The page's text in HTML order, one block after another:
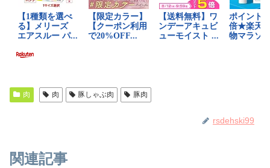
肉 肉 豚しゃぶ肉 豚肉
rsdehski99
関連記事